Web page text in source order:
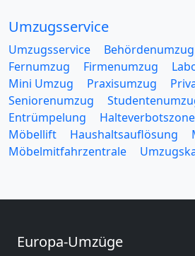
Umzugsservice
Umzugsservice Behördenumzug
Fernumzug
Firmenumzug
Mini Umzug
Praxisumzug
Seniorenumzug
Entrümpelung
Halteverbotszone
Möbellift
Haushaltsauflösung
Möbelmitfahrzentrale
Europa-Umzüge